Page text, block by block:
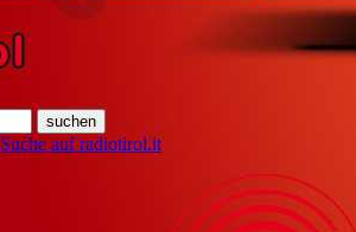
Suche auf radiotirol.it